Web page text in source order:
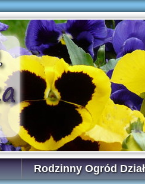
Rodzinny Ogród